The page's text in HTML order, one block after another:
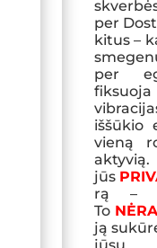
per
kitus –
per
fiksuoja
iššūkio
vieną
jūs
rą –
To
ją